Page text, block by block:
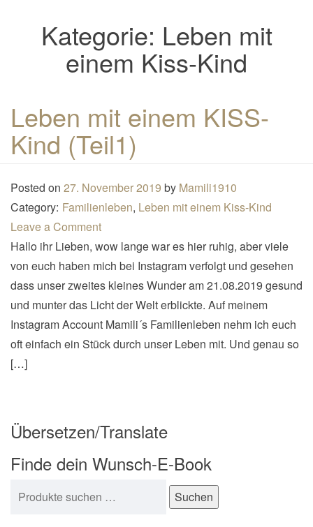
g
t
o
n
Kategorie: Leben mit
einem Kiss-Kind
Leben mit einem KISS-
Kind (Teil1)
Posted on 27. November 2019 by Mamili1910
Category: Familienleben, Leben mit einem Kiss-Kind
Leave a Comment
Hallo ihr Lieben, wow lange war es hier ruhig, aber viele
von euch haben mich bei Instagram verfolgt und gesehen
dass unser zweites kleines Wunder am 21.08.2019 gesund
und munter das Licht der Welt erblickte. Auf meinem
Instagram Account Mamili´s Familienleben nehm ich euch
oft einfach ein Stück durch unser Leben mit. Und genau so
[…]
Übersetzen/Translate
Finde dein Wunsch-E-Book
Suchen